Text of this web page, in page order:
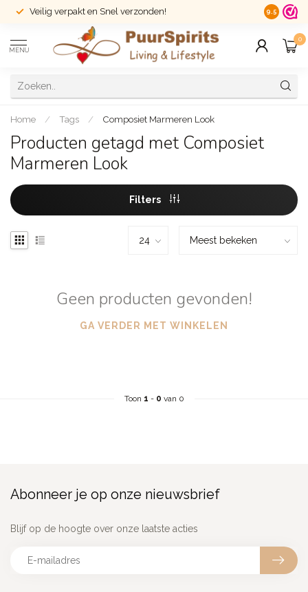
Veilig verpakt en Snel verzonden! 14 dagen
9.5
MENU
0
Home / Tags / Composiet Marmeren Look
Producten getagd met Composiet
Marmeren Look
Filters
Geen producten gevonden!
GA VERDER MET WINKELEN
Toon 1 - 0 van 0
Abonneer je op onze nieuwsbrief
Blijf op de hoogte over onze laatste acties